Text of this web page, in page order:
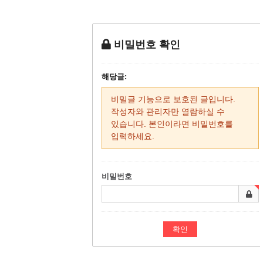
비밀번호 확인
해당글:
비밀글 기능으로 보호된 글입니다.
작성자와 관리자만 열람하실 수
있습니다. 본인이라면 비밀번호를
입력하세요.
비밀번호